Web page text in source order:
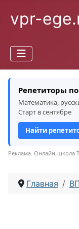
vpr-
Репетиторы
Математика,
Старт в сентябре
Найти
Реклама. Онлайн-школа
Главная